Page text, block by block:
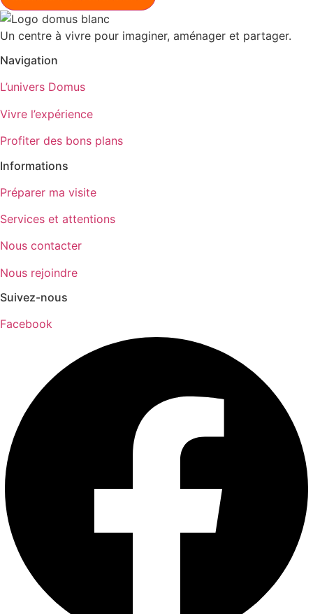
Un centre à vivre pour imaginer, aménager et partager.
Navigation
L’univers Domus
Vivre l’expérience
Profiter des bons plans
Informations
Préparer ma visite
Services et attentions
Nous contacter
Nous rejoindre
Suivez-nous
Facebook